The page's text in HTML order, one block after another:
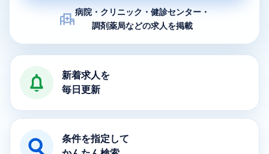
病院・クリニック・健診センター・
調剤薬局などの求人を掲載
医療求人ナビの特徴
新着求人を
毎日更新
条件を指定して